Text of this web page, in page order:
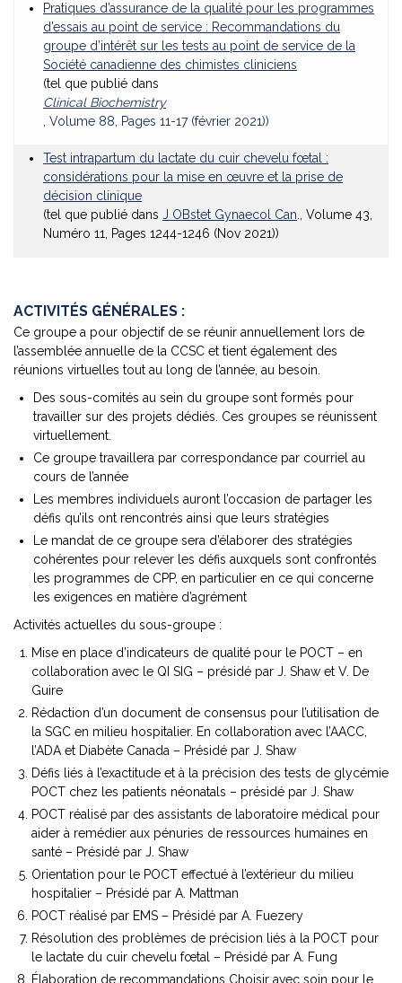
Pratiques d’assurance de la qualité pour les programmes
d’essais au point de service : Recommandations du
groupe d’intérêt sur les tests au point de service de la
Société canadienne des chimistes cliniciens
(tel que publié dans
Clinical Biochemistry
, Volume 88, Pages 11-17 (février 2021))
Test intrapartum du lactate du cuir chevelu fœtal :
considérations pour la mise en œuvre et la prise de
décision clinique
(tel que publié dans J OBstet Gynaecol Can., Volume 43,
Numéro 11, Pages 1244-1246 (Nov 2021))
ACTIVITÉS GÉNÉRALES :
Ce groupe a pour objectif de se réunir annuellement lors de
l’assemblée annuelle de la CCSC et tient également des
réunions virtuelles tout au long de l’année, au besoin.
Des sous-comités au sein du groupe sont formés pour
travailler sur des projets dédiés. Ces groupes se réunissent
virtuellement.
Ce groupe travaillera par correspondance par courriel au
cours de l’année
Les membres individuels auront l’occasion de partager les
défis qu’ils ont rencontrés ainsi que leurs stratégies
Le mandat de ce groupe sera d’élaborer des stratégies
cohérentes pour relever les défis auxquels sont confrontés
les programmes de CPP, en particulier en ce qui concerne
les exigences en matière d’agrément
Activités actuelles du sous-groupe :
Mise en place d’indicateurs de qualité pour le POCT – en
collaboration avec le QI SIG – présidé par J. Shaw et V. De
Guire
Rédaction d’un document de consensus pour l’utilisation de
la SGC en milieu hospitalier. En collaboration avec l’AACC,
l’ADA et Diabète Canada – Présidé par J. Shaw
Défis liés à l’exactitude et à la précision des tests de glycémie
POCT chez les patients néonatals – présidé par J. Shaw
POCT réalisé par des assistants de laboratoire médical pour
aider à remédier aux pénuries de ressources humaines en
santé – Présidé par J. Shaw
Orientation pour le POCT effectué à l’extérieur du milieu
hospitalier – Présidé par A. Mattman
POCT réalisé par EMS – Présidé par A. Fuezery
Résolution des problèmes de précision liés à la POCT pour
le lactate du cuir chevelu fœtal – Présidé par A. Fung
Élaboration de recommandations Choisir avec soin pour le